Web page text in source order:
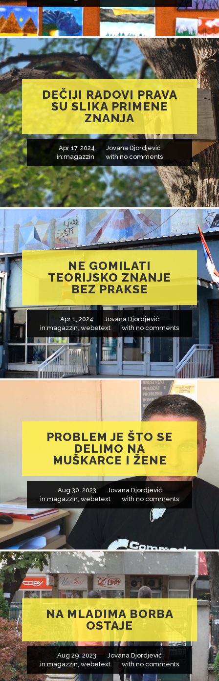
DEČIJI RADOVI PRAVA
SU SLIKA PRIMENE
ZNANJA
Apr 17, 2024
Jovana Djordjević
in:magazzin with no comments
NE GOMILATI
TEORIJSKO ZNANJE
BEZ PRAKSE
Apr 1, 2024
Jovana Djordjević
in:magazzin webetext with no comments
PROBLEM JE ŠTO SE
DELIMO NA
MUŠKARCE I ŽENE
Aug 30, 2023
Jovana Djordjević
in:magazzin webetext with no comments
NA MLADIMA BORBA
OSTAJE
Aug 29, 2023
Jovana Djordjević
in:magazzin webetext with no comments